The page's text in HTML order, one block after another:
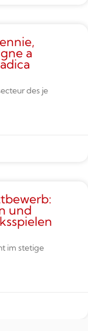
a
des je
und
im stetige